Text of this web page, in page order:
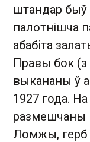
штандар быў
палотнішча
абабіта
Правы бок
выкананы ў
1927 года.
размешчаны
Ломжы, герб